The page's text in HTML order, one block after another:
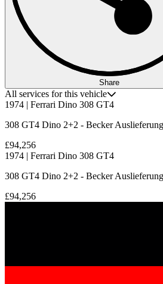
Share
All services for this vehicle
1974 | Ferrari Dino 308 GT4
308 GT4 Dino 2+2 - Becker Auslieferung
£94,256
1974 | Ferrari Dino 308 GT4
308 GT4 Dino 2+2 - Becker Auslieferung
£94,256